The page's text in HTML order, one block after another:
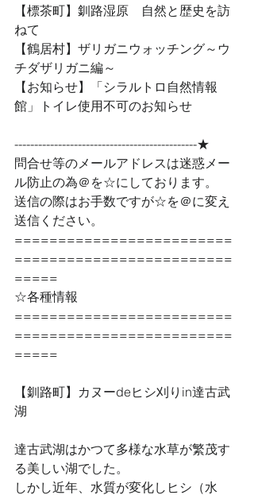
【標茶町】釧路湿原　自然と歴史を訪
ねて
【鶴居村】ザリガニウォッチング～ウ
チダザリガニ編～
【お知らせ】「シラルトロ自然情報
館」トイレ使用不可のお知らせ
----------------------------------------------★
問合せ等のメールアドレスは迷惑メー
ル防止の為＠を☆にしております。
送信の際はお手数ですが☆を＠に変え
送信ください。
=========================
=========================
=====
☆各種情報
=========================
=========================
=====
【釧路町】カヌーdeヒシ刈りin達古武
湖
達古武湖はかつて多様な水草が繁茂す
る美しい湖でした。
しかし近年、水質が変化しヒシ（水